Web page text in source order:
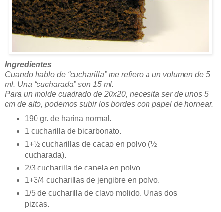
Ingredientes
Cuando hablo de “cucharilla” me refiero a un volumen de 5
ml. Una “cucharada” son 15 ml.
Para un molde cuadrado de 20x20, necesita ser de unos 5
cm de alto, podemos subir los bordes con papel de hornear.
190 gr. de harina normal.
1 cucharilla de bicarbonato.
1+½ cucharillas de cacao en polvo (½
cucharada).
2/3 cucharilla de canela en polvo.
1+3/4 cucharillas de jengibre en polvo.
1/5 de cucharilla de clavo molido. Unas dos
pizcas.